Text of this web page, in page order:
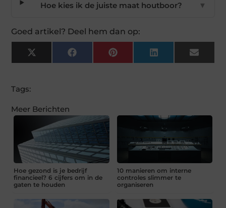
Hoe kies ik de juiste maat houtboor? ▼
Goed artikel? Deel hem dan op:
X
(Twitter)
FacebookPinterest LinkedIn Email
Tags:
Meer Berichten
Hoe gezond is je bedrijf
financieel? 6 cijfers om in de
gaten te houden
10 manieren om interne
controles slimmer te
organiseren